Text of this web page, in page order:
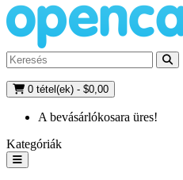
0 tétel(ek) - $0,00
A bevásárlókosara üres!
Kategóriák